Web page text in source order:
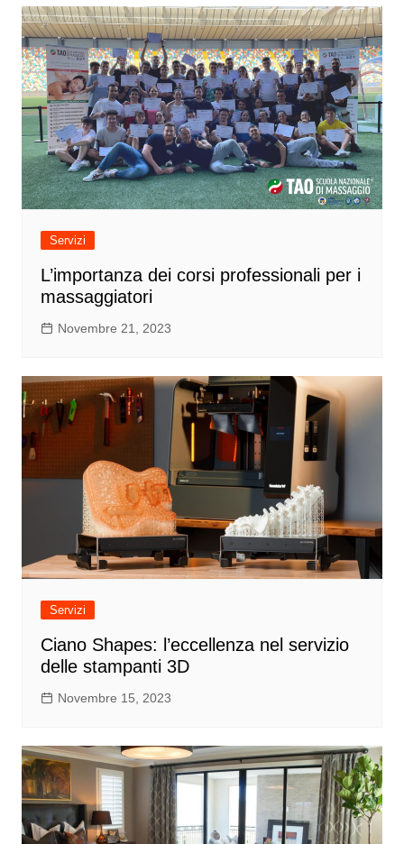
Servizi
L’importanza dei corsi professionali per i
massaggiatori
Novembre 21, 2023
Servizi
Ciano Shapes: l’eccellenza nel servizio
delle stampanti 3D
Novembre 15, 2023